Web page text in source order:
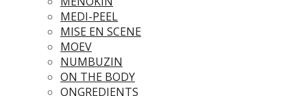
MEDI-PEEL
MISE EN SCENE
MOEV
NUMBUZIN
ON THE BODY
ONGREDIENTS